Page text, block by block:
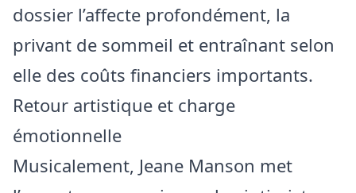
dossier l’affecte profondément, la
privant de sommeil et entraînant selon
elle des coûts financiers importants.
Retour artistique et charge
émotionnelle
Musicalement, Jeane Manson met